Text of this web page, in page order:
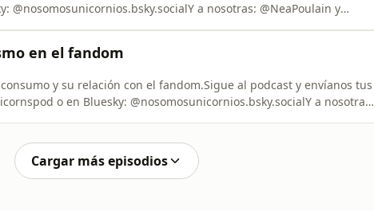
@nosomosunicornios.bsky.socialY a nosotras: @NeaPoulain y
en el fandom
y su relación con el fandom.Sigue al podcast y envíanos tus
o en Bluesky: @nosomosunicornios.bsky.socialY a nosotras:
Cargar más episodios